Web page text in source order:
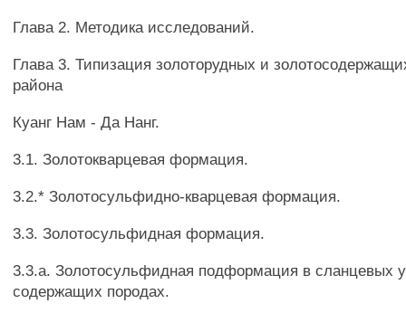
Глава 2. Методика исследований.
Глава 3. Типизация золоторудных и
района
Куанг Нам - Да Нанг.
3.1. Золотокварцевая формация.
3.2.* Золотосульфидно-кварцевая формация.
3.3. Золотосульфидная формация.
3.3.а. Золотосульфидная подформация в сланцевых
содержащих породах.